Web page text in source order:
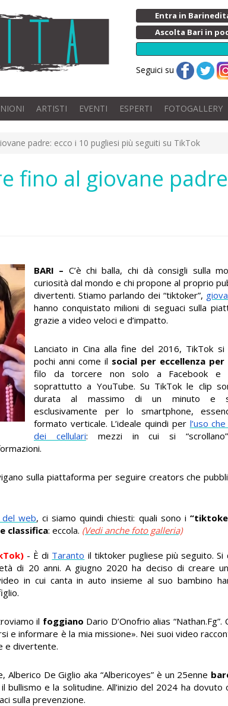
Entra in
Ascolta Bari in
Seguici su
ARTISTI EVENTI ESPERTI FOTOGALLERY
padre: ecco i 10 pugliesi più seguiti su TikTok
fino al giovane
BARI – C’è chi balla, chi dà consigli sulla
curiosità dal mondo e chi propone al proprio
divertenti. Stiamo parlando dei “tiktoker”,
hanno conquistato milioni di seguaci sulla
grazie a video veloci e d’impatto.
Lanciato in Cina alla fine del 2016, TikTok
pochi anni come il social per eccellenza
filo da torcere non solo a Facebook e
soprattutto a YouTube. Su TikTok le clip
durata al massimo di un minuto e
esclusivamente per lo smartphone,
formato verticale. L’ideale quindi per l’uso
dei cellulari: mezzi in cui si
sulla piattaforma per seguire creators che
del web, ci siamo quindi chiesti: quali sono i
classifica: eccola. (Vedi anche foto galleria)
- È di Taranto il tiktoker pugliese più seguito. Si
di 20 anni. A giugno 2020 ha deciso di creare
in cui canta in auto insieme al suo bambino
il foggiano Dario D’Onofrio alias
e informare è la mia missione». Nei suoi video
e divertente.
De Giglio aka “Albericoyes” è un 25enne
e la solitudine. All’inizio del 2024 ha dovuto
sulla prevenzione.